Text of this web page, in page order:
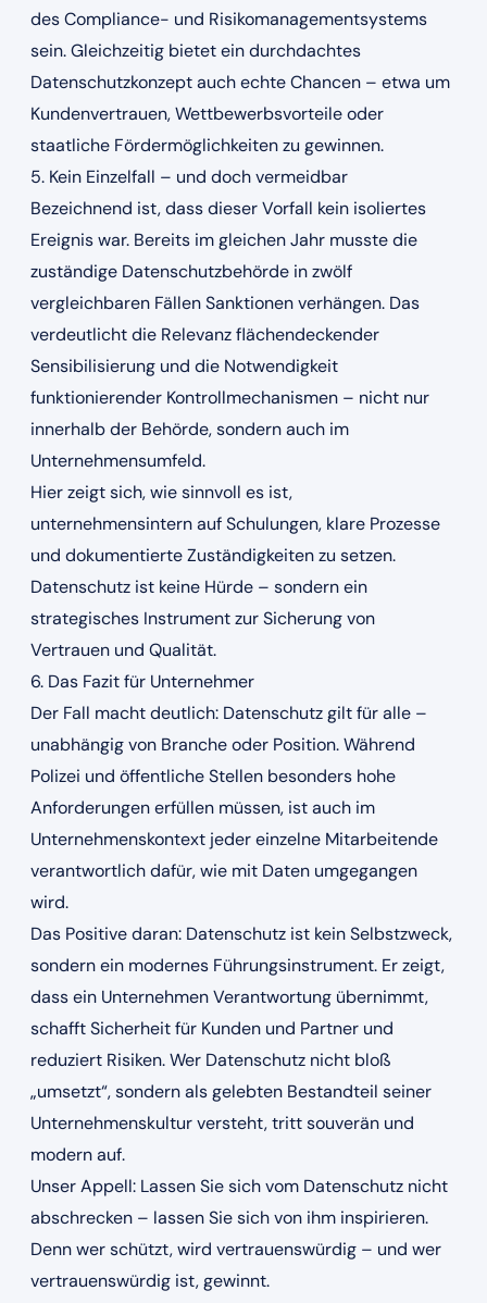
des Compliance- und Risikomanagementsystems
sein. Gleichzeitig bietet ein durchdachtes
Datenschutzkonzept auch echte Chancen – etwa um
Kundenvertrauen, Wettbewerbsvorteile oder
staatliche Fördermöglichkeiten zu gewinnen.
5. Kein Einzelfall – und doch vermeidbar
Bezeichnend ist, dass dieser Vorfall kein isoliertes
Ereignis war. Bereits im gleichen Jahr musste die
zuständige Datenschutzbehörde in zwölf
vergleichbaren Fällen Sanktionen verhängen. Das
verdeutlicht die Relevanz flächendeckender
Sensibilisierung und die Notwendigkeit
funktionierender Kontrollmechanismen – nicht nur
innerhalb der Behörde, sondern auch im
Unternehmensumfeld.
Hier zeigt sich, wie sinnvoll es ist,
unternehmensintern auf Schulungen, klare Prozesse
und dokumentierte Zuständigkeiten zu setzen.
Datenschutz ist keine Hürde – sondern ein
strategisches Instrument zur Sicherung von
Vertrauen und Qualität.
6. Das Fazit für Unternehmer
Der Fall macht deutlich: Datenschutz gilt für alle –
unabhängig von Branche oder Position. Während
Polizei und öffentliche Stellen besonders hohe
Anforderungen erfüllen müssen, ist auch im
Unternehmenskontext jeder einzelne Mitarbeitende
verantwortlich dafür, wie mit Daten umgegangen
wird.
Das Positive daran: Datenschutz ist kein Selbstzweck,
sondern ein modernes Führungsinstrument. Er zeigt,
dass ein Unternehmen Verantwortung übernimmt,
schafft Sicherheit für Kunden und Partner und
reduziert Risiken. Wer Datenschutz nicht bloß
„umsetzt“, sondern als gelebten Bestandteil seiner
Unternehmenskultur versteht, tritt souverän und
modern auf.
Unser Appell: Lassen Sie sich vom Datenschutz nicht
abschrecken – lassen Sie sich von ihm inspirieren.
Denn wer schützt, wird vertrauenswürdig – und wer
vertrauenswürdig ist, gewinnt.